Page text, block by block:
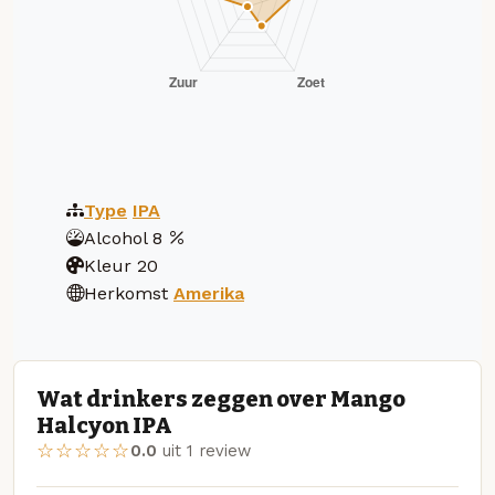
Type IPA
Alcohol 8
Kleur 20
Herkomst Amerika
Wat drinkers zeggen over Mango
Halcyon IPA
☆☆☆☆☆0.0 uit 1 review